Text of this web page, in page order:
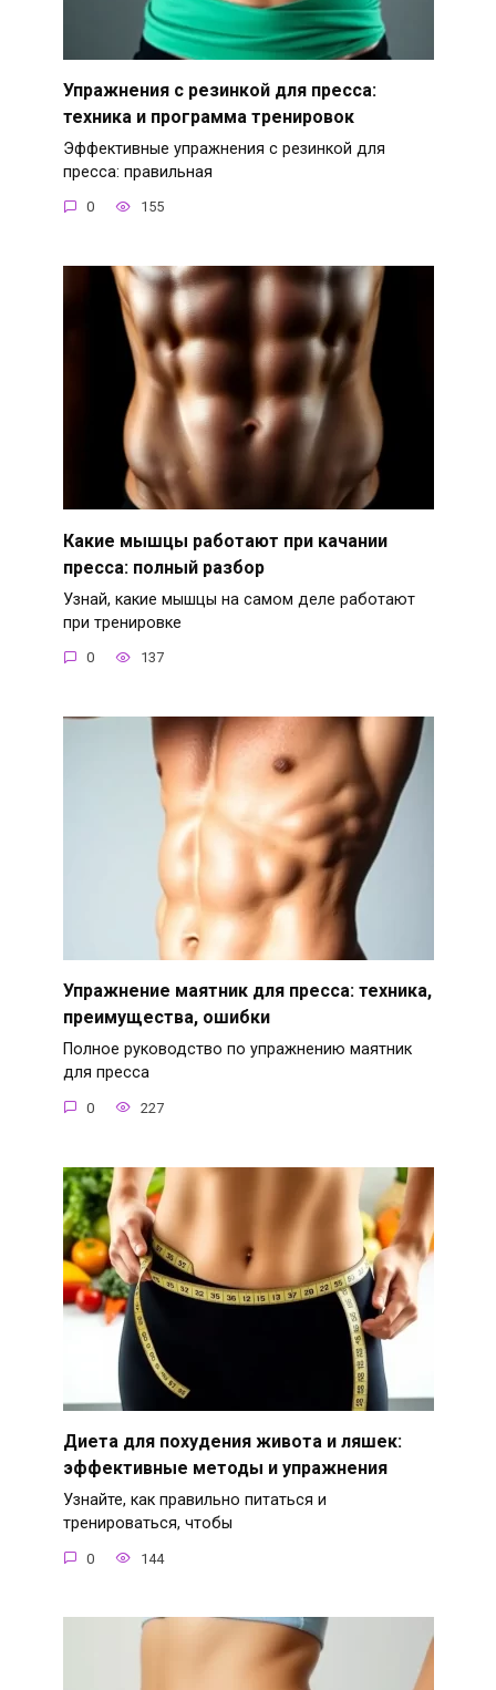
Упражнения с резинкой для пресса:
техника и программа тренировок
Эффективные упражнения с резинкой для
пресса: правильная
0 155
Какие мышцы работают при качании
пресса: полный разбор
Узнай, какие мышцы на самом деле работают
при тренировке
0 137
Упражнение маятник для пресса: техника,
преимущества, ошибки
Полное руководство по упражнению маятник
для пресса
0 227
Диета для похудения живота и ляшек:
эффективные методы и упражнения
Узнайте, как правильно питаться и
тренироваться, чтобы
0 144